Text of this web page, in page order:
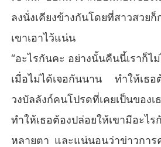
ลงนั่งเคียงข้างกันโดยที่สาวสวย
เขาเอาไว้แน่น
“อะไรกันคะ อย่างนั้นคืนนี้เราก็ไ
เมื่อไม่ได้เจอกันนาน ทำให้เธอ
วงบัลลังก์คนโปรดที่เคยเป็นของ
ทำให้เธอต้องปล่อยให้เขามีอะไ
หลายตา และแน่นอนว่าข่าวการ